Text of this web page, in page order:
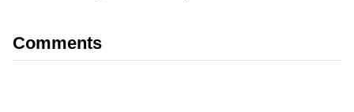
Comments